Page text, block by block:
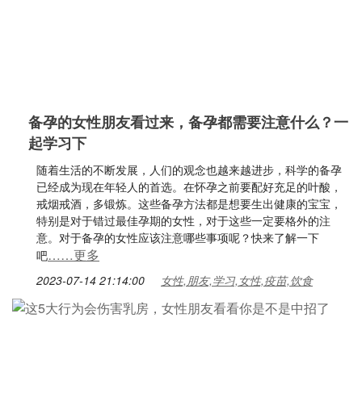
备孕的女性朋友看过来，备孕都需要注意什么？一
起学习下
随着生活的不断发展，人们的观念也越来越进步，科学的备孕
已经成为现在年轻人的首选。在怀孕之前要配好充足的叶酸，
戒烟戒酒，多锻炼。这些备孕方法都是想要生出健康的宝宝，
特别是对于错过最佳孕期的女性，对于这些一定要格外的注
意。对于备孕的女性应该注意哪些事项呢？快来了解一下
吧……更多
2023-07-14 21:14:00 女性,朋友,学习,女性,疫苗,饮食